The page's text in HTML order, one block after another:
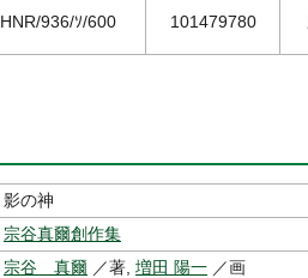
HNR/936/ｿ/600 101479780
影の神
宗谷真爾創作集
宗谷 真爾 ／著, 増田 陽一 ／画